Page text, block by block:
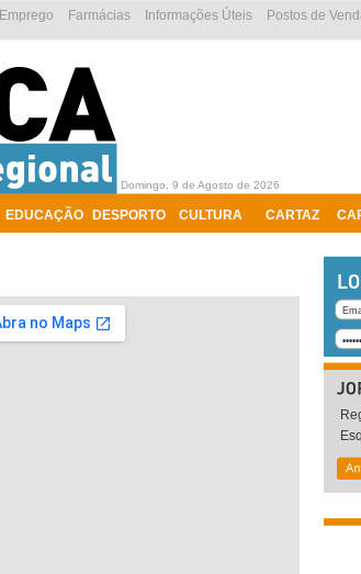
EDUCAÇÃO DESPORTO CULTURA CARTAZ
Postos de
Informações Úteis
Farmácias
Emprego
Domingo, 9 de Agosto de 2026